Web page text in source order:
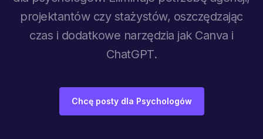
projektantów czy stażystów, oszczędzając
czas i dodatkowe narzędzia jak Canva i
ChatGPT.
Chcę posty dla Psychologów